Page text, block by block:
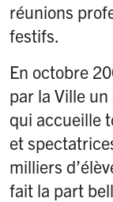
réunions
festifs.
En octobre
par la Ville
qui accueille
et
milliers
fait la part